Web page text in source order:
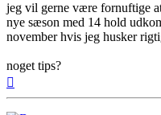
jeg vil gerne være fornuftige
nye sæson med 14 hold
november hvis jeg husker
noget tips?